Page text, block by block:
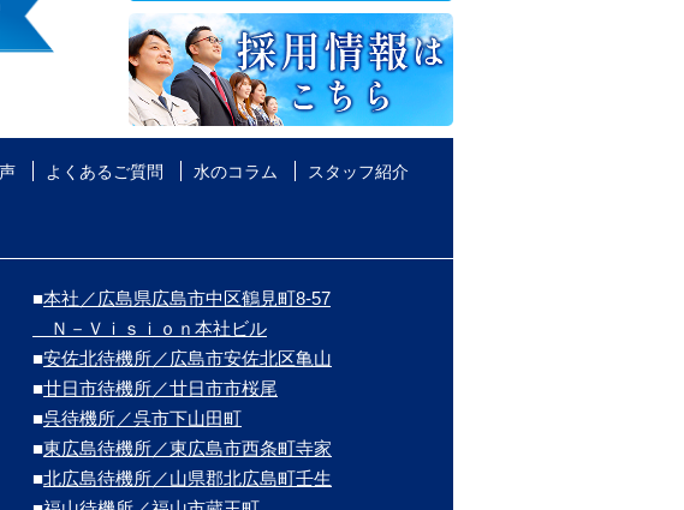
よくあるご質問 水のコラム
スタッフ紹介
■本社／広島県広島市中区鶴見町8-57
Ｎ－Ｖｉｓｉｏｎ本社ビル
■安佐北待機所／広島市安佐北区亀山
■廿日市待機所／廿日市市桜尾
■呉待機所／呉市下山田町
■東広島待機所／東広島市西条町寺家
■北広島待機所／山県郡北広島町壬生